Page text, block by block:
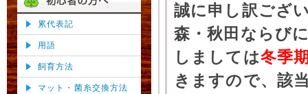
累代表記
用語
飼育方法
マット・菌糸交換方法
誠に申し訳ござ
森・秋田ならび
しましては冬季
きますので、該